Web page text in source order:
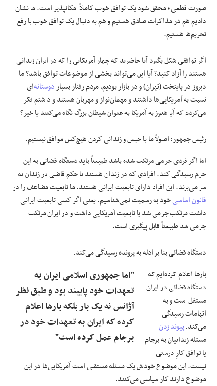
صورت قطعی» محقق شود یک توافق خوب کاملاً امکانپذیر است. ما نشان
دادیم هم در مذاکرات صادق هستیم و هم به دنبال یک توافق خوب با رفع
تحریم‌ها هستیم.
اگر توافقی شکل بگیرد آیا حاضرید که چهار آمریکایی را که در ایران زندانی
هستند را آزاد کنید؟ آیا این می‌تواند بخشی از موضوعات توافق باشد؟ ما
دیروز در پایتخت (تهران) و در بازار بودیم، مردم رفتار بسیاردوستانه‌ای
نسبت به آمریکایی‌ها داشتند و مهمان‌نواز و مهربان هستند و داشتم فکر
می‌کردم که آیا هنوز به آمریکا به عنوان شیطان بزرگ نگاه می‌کنند یا خیر؟
رئیس جمهور: اصولاً ما با حبس و زندانی کردن هیچ‌کس موافق نیستیم.
اما اگر فردی جرمی مرتکب شده باشد طبیعتاً باید دستگاه قضائی به این
جرم رسیدگی کند. افرادی که در زندان هستند با حکم قاضی در زندان به
سر می‌برند. این افراد دارای تابعیت ایرانی هستند. ما تابعیت مضاعف را در
قانون اساسیخود به رسمیت نمی‌شناسیم. یعنی اگر کسی تابعیت ایرانی
داشت مرتکب جرمی شد یا تابعیت آمریکایی داشت و در ایران مرتکب
جرمی شد طبیعتاً قابل پیگیری است.
دستگاه قضائی بنا بر ادله به پرونده رسیدگی می‌کند.
"اما جمهوری اسلامی ایران به
تعهدات خود پایبند بود و طبق نظر
آژانس نه یک بار بلکه بارها اعلام
کرده که ایران به تعهدات خود در
برجام عمل کرده است"
بارها اعلام کرده‌ایم که
دستگاه قضائی در ایران
مستقل است و به
اتهامات رسیدگی
می‌کند.پیوند زدن
مسئله زندانیان به برجام
یا توافق کارِ درستی
نیست. این موضوع خودش یک مسئله مستقلی است آمریکایی‌ها در این
موضوع دارند کار سیاسی می‌کنند.